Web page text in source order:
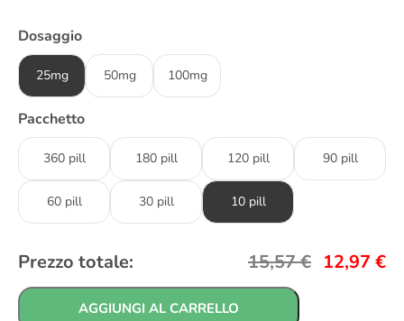
Dosaggio
25mg 50mg 100mg
Pacchetto
360 pill 180 pill 120 pill 90 pill
60 pill 30 pill 10 pill
Prezzo totale: 15,57€ 12,97 €
AGGIUNGI AL CARRELLO